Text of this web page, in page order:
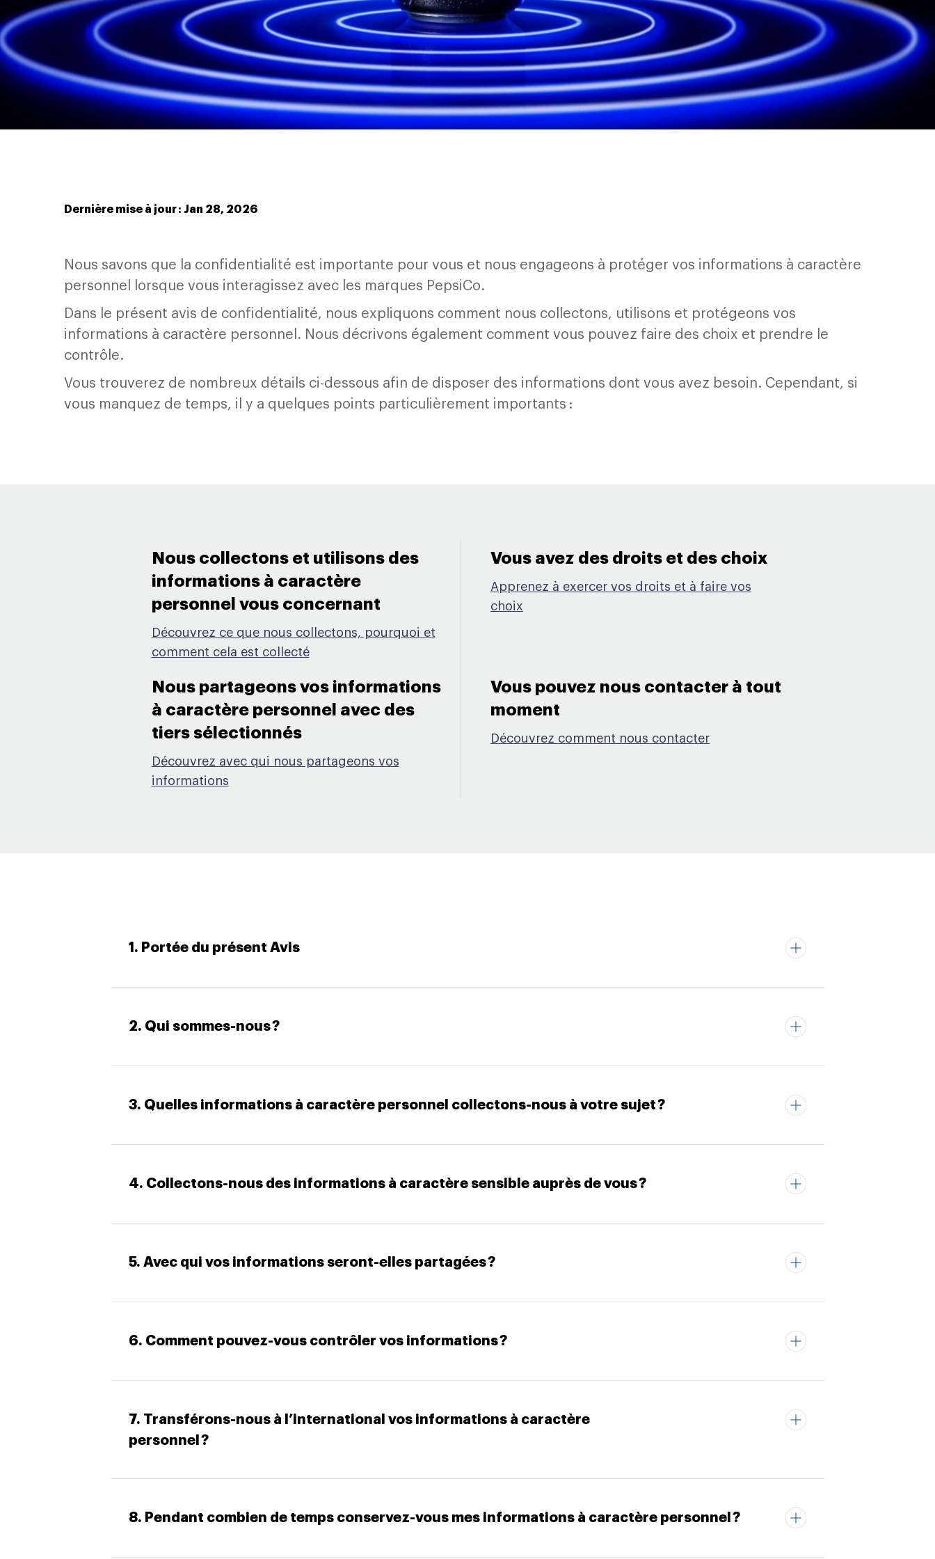
Dernière mise à jour : Jan 28, 2026
Nous savons que la confidentialité est importante pour vous et nous engageons à protéger vos informations à caractère
personnel lorsque vous interagissez avec les marques PepsiCo.
Dans le présent avis de confidentialité, nous expliquons comment nous collectons, utilisons et protégeons vos
informations à caractère personnel. Nous décrivons également comment vous pouvez faire des choix et prendre le
contrôle.
Vous trouverez de nombreux détails ci-dessous afin de disposer des informations dont vous avez besoin. Cependant, si
vous manquez de temps, il y a quelques points particulièrement importants :
Nous collectons et utilisons des
informations à caractère
personnel vous concernant ​
Découvrez ce que nous collectons, pourquoi et
comment cela est collecté
Vous avez des droits et des choix​
Apprenez à exercer vos droits et à faire vos
choix
Nous partageons vos informations
à caractère personnel avec des
tiers sélectionnés​
Découvrez avec qui nous partageons vos
informations
Vous pouvez nous contacter à tout
moment​
Découvrez comment nous contacter
1. Portée du présent Avis
2. Qui sommes-nous ?
3. Quelles informations à caractère personnel collectons-nous à votre sujet ?
4. Collectons-nous des informations à caractère sensible auprès de vous ?
5. Avec qui vos informations seront-elles partagées ?
6. Comment pouvez-vous contrôler vos informations ?
7. Transférons-nous à l’international vos informations à caractère
personnel ?
8. Pendant combien de temps conservez-vous mes informations à caractère personnel ?